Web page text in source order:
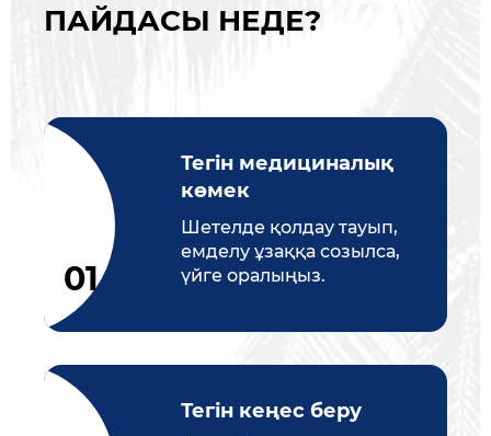
ПАЙДАСЫ НЕДЕ?
Тегін медициналық
көмек
Шетелде қолдау тауып,
емделу ұзаққа созылса,
үйге оралыңыз.
Тегін кеңес беру